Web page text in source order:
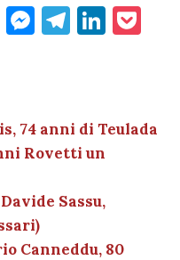
W
A
p
p
M
g
er
T
a
m
Li
dI et
74 anni di Teulada
Rovetti un
Sassu,
Canneddu, 80